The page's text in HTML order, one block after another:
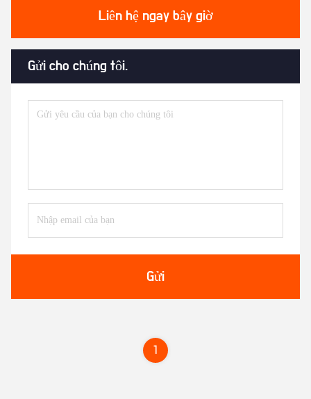
Liên hệ ngay bây giờ
Gửi cho chúng tôi.
Gửi
1